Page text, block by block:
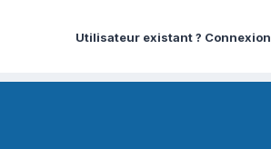
Utilisateur existant ? Connexion